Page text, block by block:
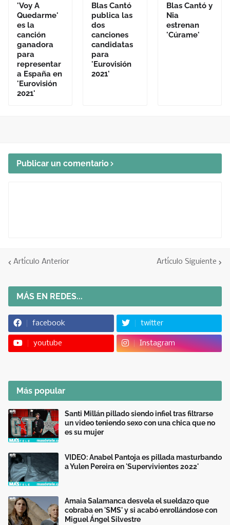
'Voy A
Quedarme'
es la
canción
ganadora
para
representar
a España en
'Eurovisión
2021'
Blas Cantó
publica las
dos
canciones
candidatas
para
'Eurovisión
2021'
Blas Cantó y
Nia
estrenan
'Cúrame'
Publicar un comentario
Artículo Anterior Artículo Siguiente
MÁS EN REDES...
facebook twitter
youtube Instagram
Más popular
Santi Millán pillado siendo infiel tras filtrarse
un video teniendo sexo con una chica que no
es su mujer
VIDEO: Anabel Pantoja es pillada masturbando
a Yulen Pereira en 'Supervivientes 2022'
Amaia Salamanca desvela el sueldazo que
cobraba en 'SMS' y si acabó enrollándose con
Miguel Ángel Silvestre